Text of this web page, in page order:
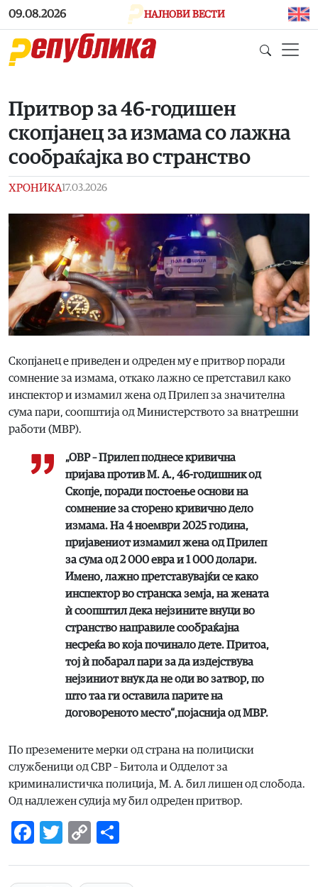
Skip to main content
09.08.2026 НАЈНОВИ ВЕСТИ
Притвор за 46-годишен
скопјанец за измама со лажна
сообраќајка во странство
ХРОНИКА17.03.2026
Скопјанец е приведен и одреден му е притвор поради
сомнение за измама, откако лажно се претставил како
инспектор и измамил жена од Прилеп за значителна
сума пари, соопштија од Министерството за внатрешни
работи (МВР).
„ОВР – Прилеп поднесе кривична
пријава против М. А., 46-годишник од
Скопје, поради постоење основи на
сомнение за сторено кривично дело
измама. На 4 ноември 2025 година,
пријавениот измамил жена од Прилеп
за сума од 2 000 евра и 1 000 долари.
Имено, лажно претставувајќи се како
инспектор во странска земја, на жената
ѝ соопштил дека нејзините внуци во
странство направиле сообраќајна
несреќа во која починало дете. Притоа,
тој ѝ побарал пари за да издејствува
нејзиниот внук да не оди во затвор, по
што таа ги оставила парите на
договореното место“,појаснија од МВР.
По преземените мерки од страна на полициски
службеници од СВР – Битола и Одделот за
криминалистичка полиција, М. А. бил лишен од слобода.
Од надлежен судија му бил одреден притвор.
Facebook
Twitter
Copy